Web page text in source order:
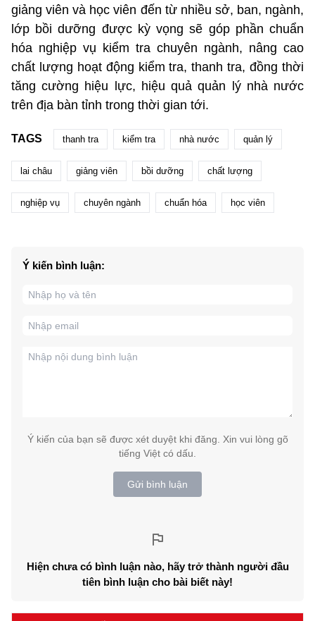
giảng viên và học viên đến từ nhiều sở, ban, ngành,
lớp bồi dưỡng được kỳ vọng sẽ góp phần chuẩn
hóa nghiệp vụ kiểm tra chuyên ngành, nâng cao
chất lượng hoạt động kiểm tra, thanh tra, đồng thời
tăng cường hiệu lực, hiệu quả quản lý nhà nước
trên địa bàn tỉnh trong thời gian tới.
TAGS thanh tra kiểm tra nhà nước quản lý
lai châu giảng viên bồi dưỡng chất lượng
nghiệp vụ chuyên ngành chuẩn hóa học viên
Ý kiến bình luận:
Ý kiến của bạn sẽ được xét duyệt khi đăng. Xin vui lòng gõ
tiếng Việt có dấu.
Gửi bình luận
Hiện chưa có bình luận nào, hãy trở thành người đầu
tiên bình luận cho bài biết này!